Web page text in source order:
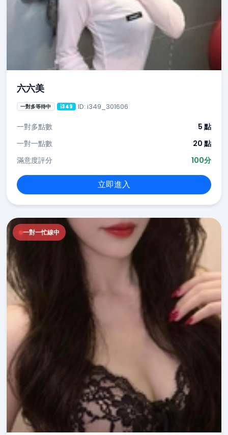
六六美
一對多等待中 i349 ID: i349_301606
一對多點數
5 點
一對一點數
20 點
滿意度評分
100分
立即進入
一對一忙線中